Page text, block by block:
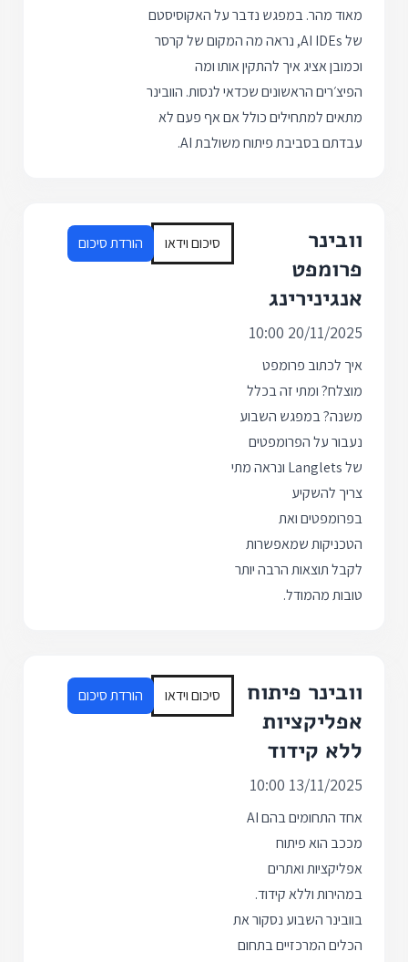
מאוד מהר. במפגש נדבר על האקוסיסטם
של AI IDEs, נראה מה המקום של קרסר
וכמובן אציג איך להתקין אותו ומה
הפיצ׳רים הראשונים שכדאי לנסות. הוובינר
מתאים למתחילים כולל אם אף פעם לא
עבדתם בסביבת פיתוח משולבת AI.
וובינר
פרומפט
אנגינירינג
20/11/2025 10:00
איך לכתוב פרומפט
מוצלח? ומתי זה בכלל
משנה? במפגש השבוע
נעבור על הפרומפטים
של Langlets ונראה מתי
צריך להשקיע
בפרומפטים ואת
הטכניקות שמאפשרות
לקבל תוצאות הרבה יותר
טובות מהמודל.
סיכום וידאו הורדת סיכום
וובינר פיתוח
אפליקציות
ללא קידוד
13/11/2025 10:00
אחד התחומים בהם AI
מככב הוא פיתוח
אפליקציות ואתרים
במהירות וללא קידוד.
בוובינר השבוע נסקור את
הכלים המרכזיים בתחום
סיכום וידאו הורדת סיכום